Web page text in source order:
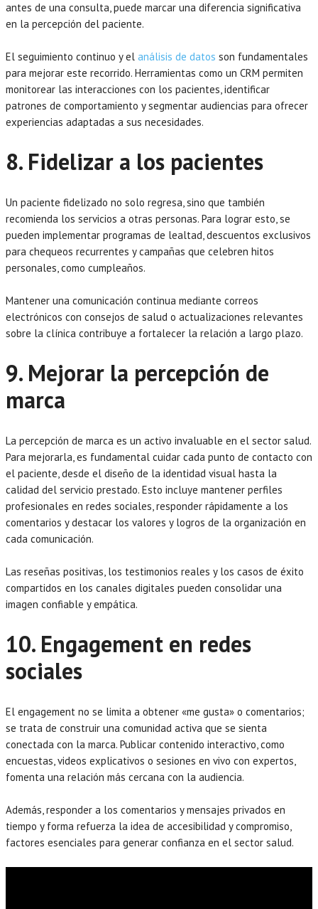
antes de una consulta, puede marcar una diferencia significativa
en la percepción del paciente.
El seguimiento continuo y el análisis de datos son fundamentales
para mejorar este recorrido. Herramientas como un CRM permiten
monitorear las interacciones con los pacientes, identificar
patrones de comportamiento y segmentar audiencias para ofrecer
experiencias adaptadas a sus necesidades.
8. Fidelizar a los pacientes
Un paciente fidelizado no solo regresa, sino que también
recomienda los servicios a otras personas. Para lograr esto, se
pueden implementar programas de lealtad, descuentos exclusivos
para chequeos recurrentes y campañas que celebren hitos
personales, como cumpleaños.
Mantener una comunicación continua mediante correos
electrónicos con consejos de salud o actualizaciones relevantes
sobre la clínica contribuye a fortalecer la relación a largo plazo.
9. Mejorar la percepción de
marca
La percepción de marca es un activo invaluable en el sector salud.
Para mejorarla, es fundamental cuidar cada punto de contacto con
el paciente, desde el diseño de la identidad visual hasta la
calidad del servicio prestado. Esto incluye mantener perfiles
profesionales en redes sociales, responder rápidamente a los
comentarios y destacar los valores y logros de la organización en
cada comunicación.
Las reseñas positivas, los testimonios reales y los casos de éxito
compartidos en los canales digitales pueden consolidar una
imagen confiable y empática.
10. Engagement en redes
sociales
El engagement no se limita a obtener «me gusta» o comentarios;
se trata de construir una comunidad activa que se sienta
conectada con la marca. Publicar contenido interactivo, como
encuestas, videos explicativos o sesiones en vivo con expertos,
fomenta una relación más cercana con la audiencia.
Además, responder a los comentarios y mensajes privados en
tiempo y forma refuerza la idea de accesibilidad y compromiso,
factores esenciales para generar confianza en el sector salud.